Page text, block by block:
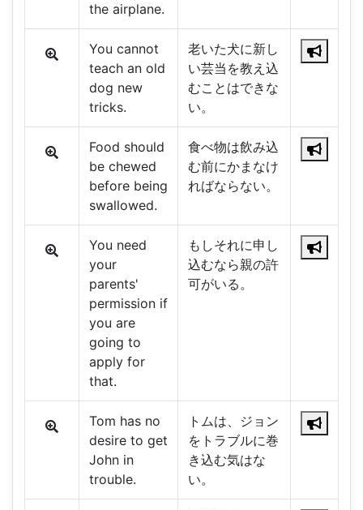
the airplane.
You cannot
teach an old
dog new
tricks.
老いた犬に新し
い芸当を教え込
むことはできな
い。
Food should
be chewed
before being
swallowed.
食べ物は飲み込
む前にかまなけ
ればならない。
You need
your
parents'
permission if
you are
going to
apply for
that.
もしそれに申し
込むなら親の許
可がいる。
Tom has no
desire to get
John in
trouble.
トムは、ジョン
をトラブルに巻
き込む気はな
い。